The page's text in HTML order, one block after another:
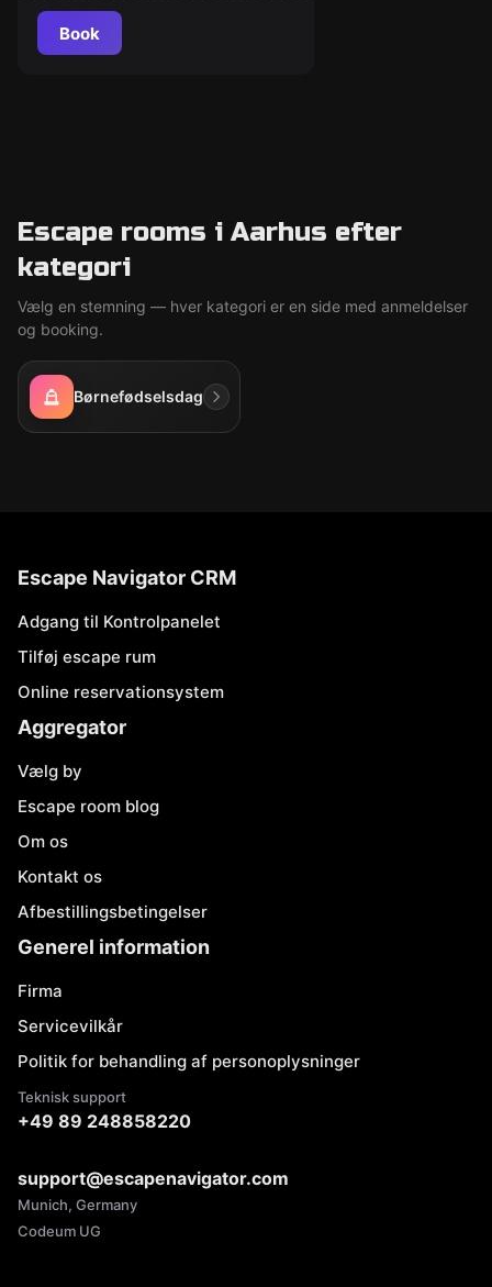
Book
Escape rooms i Aarhus efter
kategori
Vælg en stemning — hver kategori er en side med anmeldelser
og booking.
Børnefødselsdag
Escape Navigator CRM
Adgang til Kontrolpanelet
Tilføj escape rum
Online reservationsystem
Aggregator
Vælg by
Escape room blog
Om os
Kontakt os
Afbestillingsbetingelser
Generel information
Firma
Servicevilkår
Politik for behandling af personoplysninger
Teknisk support
+49 89 248858220
support@escapenavigator.com
Munich, Germany
Codeum UG